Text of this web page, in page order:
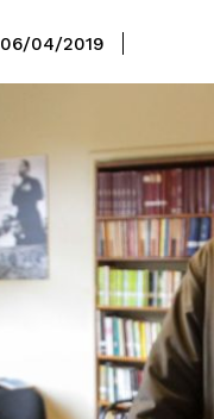
06/04/2019